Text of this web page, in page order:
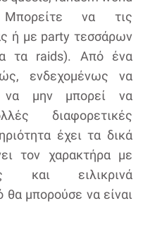
να τις
ή με party τεσσάρων
τα raids). Από ένα
ενδεχομένως να
μην μπορεί να
διαφορετικές
έχει τα δικά
τον χαρακτήρα με
και ειλικρινά
μπορούσε να είναι